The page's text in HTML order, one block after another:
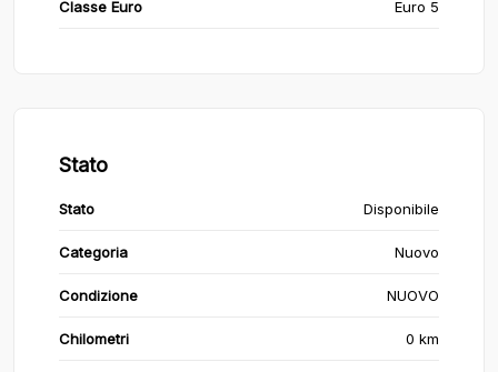
Classe Euro Euro 5
Stato
Stato Disponibile
Categoria Nuovo
Condizione NUOVO
Chilometri 0 km